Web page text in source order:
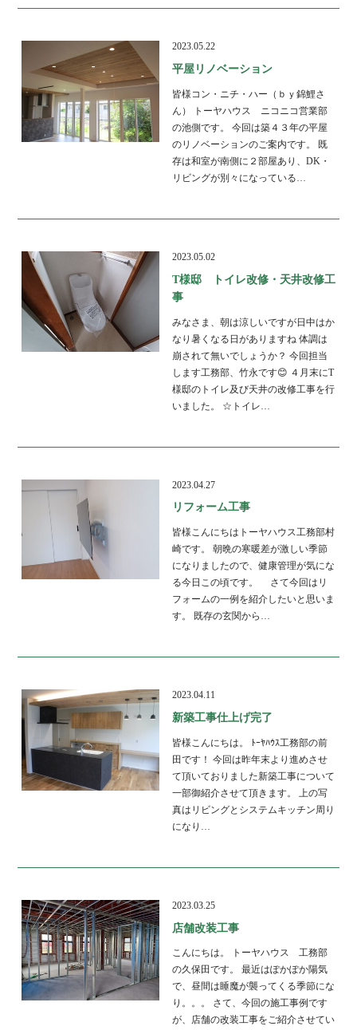
2023.05.22
平屋リノベーション
皆様コン・ニチ・ハー（ｂｙ錦鯉さ
ん） トーヤハウス ニコニコ営業部
の池側です。 今回は築４３年の平屋
のリノベーションのご案内です。 既
存は和室が南側に２部屋あり、DK・
リビングが別々になっている…
2023.05.02
T様邸 トイレ改修・天井改修工
事
みなさま、朝は涼しいですが日中はか
なり暑くなる日がありますね 体調は
崩されて無いでしょうか？ 今回担当
します工務部、竹永です😊 ４月末にT
様邸のトイレ及び天井の改修工事を行
いました。 ☆トイレ…
2023.04.27
リフォーム工事
皆様こんにちはトーヤハウス工務部村
崎です。 朝晩の寒暖差が激しい季節
になりましたので、健康管理が気にな
る今日この頃です。 さて今回はリ
フォームの一例を紹介したいと思いま
す。 既存の玄関から…
2023.04.11
新築工事仕上げ完了
皆様こんにちは。 ﾄｰﾔﾊｳｽ工務部の前
田です！ 今回は昨年末より進めさせ
て頂いておりました新築工事について
一部御紹介させて頂きます。 上の写
真はリビングとシステムキッチン周り
になり…
2023.03.25
店舗改装工事
こんにちは。 トーヤハウス 工務部
の久保田です。 最近はぽかぽか陽気
で、昼間は睡魔が襲ってくる季節にな
り。。。 さて、今回の施工事例です
が、店舗の改装工事をご紹介させてい